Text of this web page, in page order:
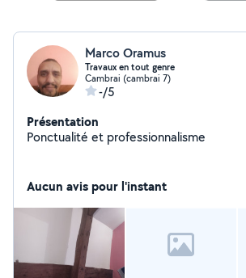
Marco Oramus
Travaux en tout genre
Cambrai (cambrai 7)
-/5
Présentation
Ponctualité et professionnalisme
Aucun avis pour l'instant